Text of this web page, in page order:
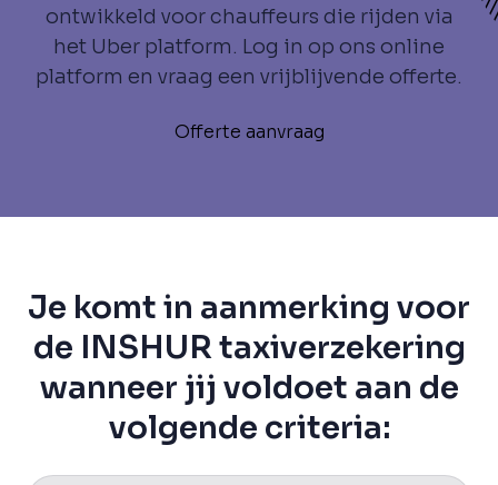
ontwikkeld voor chauffeurs die rijden via
het Uber platform. Log in op ons online
platform en vraag een vrijblijvende offerte.
Offerte aanvraag
Je komt in aanmerking voor
de INSHUR taxiverzekering
wanneer jij voldoet aan de
volgende criteria: